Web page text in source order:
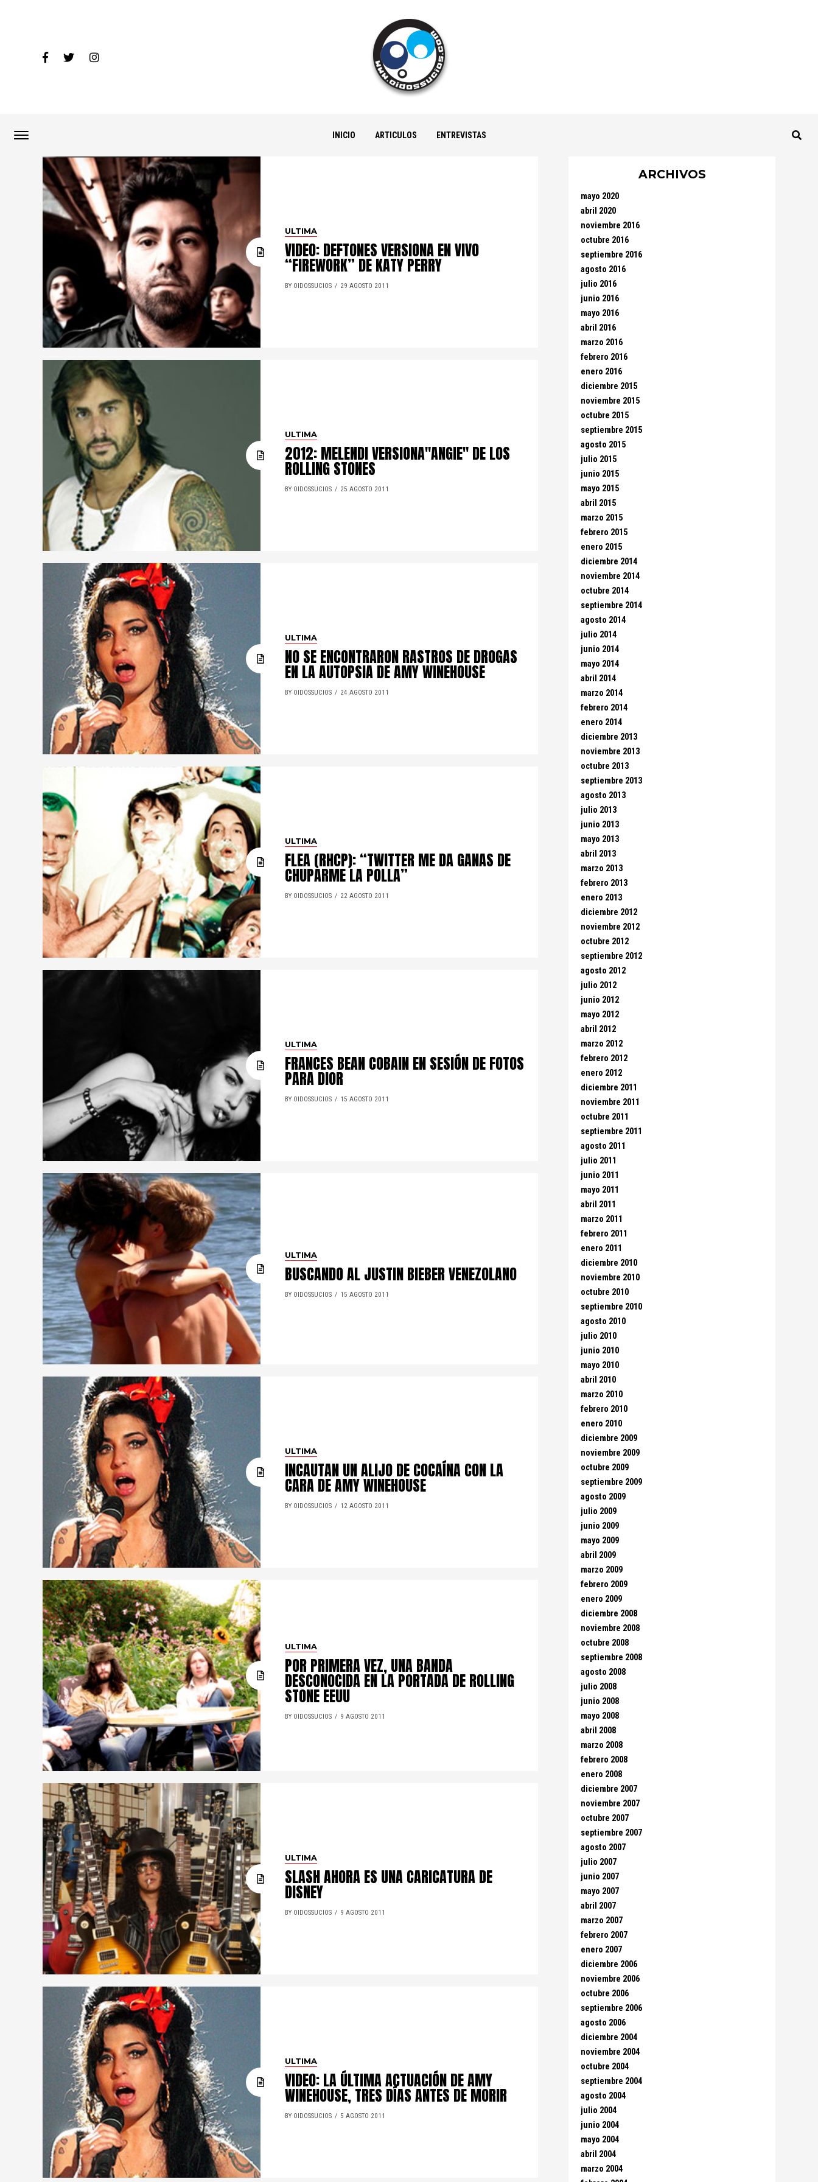
INICIO ARTICULOS ENTREVISTAS
ULTIMA
VIDEO: DEFTONES VERSIONA EN VIVO
“FIREWORK” DE KATY PERRY
BY OIDOSSUCIOS 29 AGOSTO 2011
ULTIMA
2012: MELENDI VERSIONA"ANGIE" DE LOS
ROLLING STONES
BY OIDOSSUCIOS 25 AGOSTO 2011
ULTIMA
NO SE ENCONTRARON RASTROS DE DROGAS
EN LA AUTOPSIA DE AMY WINEHOUSE
BY OIDOSSUCIOS 24 AGOSTO 2011
ULTIMA
FLEA (RHCP): “TWITTER ME DA GANAS DE
CHUPARME LA POLLA”
BY OIDOSSUCIOS 22 AGOSTO 2011
ULTIMA
FRANCES BEAN COBAIN EN SESIÓN DE FOTOS
PARA DIOR
BY OIDOSSUCIOS 15 AGOSTO 2011
ULTIMA
BUSCANDO AL JUSTIN BIEBER VENEZOLANO
BY OIDOSSUCIOS 15 AGOSTO 2011
ULTIMA
INCAUTAN UN ALIJO DE COCAÍNA CON LA
CARA DE AMY WINEHOUSE
BY OIDOSSUCIOS 12 AGOSTO 2011
ULTIMA
POR PRIMERA VEZ, UNA BANDA
DESCONOCIDA EN LA PORTADA DE ROLLING
STONE EEUU
BY OIDOSSUCIOS 9 AGOSTO 2011
ULTIMA
SLASH AHORA ES UNA CARICATURA DE
DISNEY
BY OIDOSSUCIOS 9 AGOSTO 2011
ULTIMA
VIDEO: LA ÚLTIMA ACTUACIÓN DE AMY
WINEHOUSE, TRES DÍAS ANTES DE MORIR
BY OIDOSSUCIOS 5 AGOSTO 2011
ARCHIVOS
mayo 2020
abril 2020
noviembre 2016
octubre 2016
septiembre 2016
agosto 2016
julio 2016
junio 2016
mayo 2016
abril 2016
marzo 2016
febrero 2016
enero 2016
diciembre 2015
noviembre 2015
octubre 2015
septiembre 2015
agosto 2015
julio 2015
junio 2015
mayo 2015
abril 2015
marzo 2015
febrero 2015
enero 2015
diciembre 2014
noviembre 2014
octubre 2014
septiembre 2014
agosto 2014
julio 2014
junio 2014
mayo 2014
abril 2014
marzo 2014
febrero 2014
enero 2014
diciembre 2013
noviembre 2013
octubre 2013
septiembre 2013
agosto 2013
julio 2013
junio 2013
mayo 2013
abril 2013
marzo 2013
febrero 2013
enero 2013
diciembre 2012
noviembre 2012
octubre 2012
septiembre 2012
agosto 2012
julio 2012
junio 2012
mayo 2012
abril 2012
marzo 2012
febrero 2012
enero 2012
diciembre 2011
noviembre 2011
octubre 2011
septiembre 2011
agosto 2011
julio 2011
junio 2011
mayo 2011
abril 2011
marzo 2011
febrero 2011
enero 2011
diciembre 2010
noviembre 2010
octubre 2010
septiembre 2010
agosto 2010
julio 2010
junio 2010
mayo 2010
abril 2010
marzo 2010
febrero 2010
enero 2010
diciembre 2009
noviembre 2009
octubre 2009
septiembre 2009
agosto 2009
julio 2009
junio 2009
mayo 2009
abril 2009
marzo 2009
febrero 2009
enero 2009
diciembre 2008
noviembre 2008
octubre 2008
septiembre 2008
agosto 2008
julio 2008
junio 2008
mayo 2008
abril 2008
marzo 2008
febrero 2008
enero 2008
diciembre 2007
noviembre 2007
octubre 2007
septiembre 2007
agosto 2007
julio 2007
junio 2007
mayo 2007
abril 2007
marzo 2007
febrero 2007
enero 2007
diciembre 2006
noviembre 2006
octubre 2006
septiembre 2006
agosto 2006
diciembre 2004
noviembre 2004
octubre 2004
septiembre 2004
agosto 2004
julio 2004
junio 2004
mayo 2004
abril 2004
marzo 2004